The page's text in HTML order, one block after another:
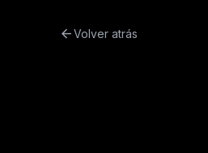
arrow_backVolver atrás